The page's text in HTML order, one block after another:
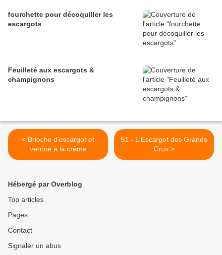
fourchette pour décoquiller les
escargots
Feuilleté aux escargots &
champignons
< Brioche d'escargot et
verrine à la crème
d'escargot
51 - L'Escargot des Grands
Crus >
Hébergé par Overblog
Top articles
Pages
Contact
Signaler un abus